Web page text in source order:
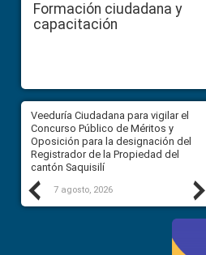
Formación ciudadana y
capacitación
Previous
Veeduría Ciudadana para vigilar el
Concurso Público de Méritos y
Oposición para la designación del
Registrador de la Propiedad del
cantón Saquisilí
7 agosto, 2026